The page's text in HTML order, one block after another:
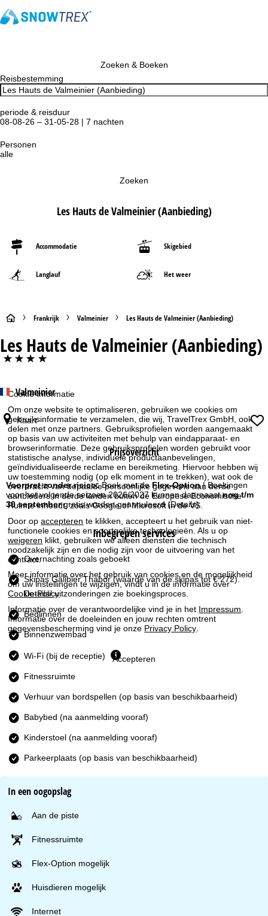
Cookie-informatie
Om onze website te optimaliseren, gebruiken we cookies om
gebruiksinformatie te verzamelen, die wij, TravelTrex GmbH, ook
delen met onze partners. Gebruiksprofielen worden aangemaakt
op basis van uw activiteiten met behulp van eindapparaat- en
browserinformatie. Deze gebruiksprofielen worden gebruikt voor
statistische analyse, individuele productaanbevelingen,
geïndividualiseerde reclame en bereikmeting. Hiervoor hebben wij
uw toestemming nodig (op elk moment in te trekken), wat ook de
overdracht van bepaalde persoonlijke gegevens aan derde
aanbieders in derde landen buiten de Europese Economische
Ruimte inhoudt, zoals Google of Microsoft in de VS.
Door opaccepteren te klikken, accepteert u het gebruik van niet-
functionele cookies en soortgelijke technologieën. Als u op
weigeren klikt, gebruiken we alleen diensten die technisch
noodzakelijk zijn en die nodig zijn voor de uitvoering van het
contract.
Meer informatie over het gebruik van cookies en de mogelijkheid
om uw instellingen te wijzigen, vindt u in de informatie over
Cookie-Policy.
Informatie over de verantwoordelijke vind je in het Impressum
Informatie over de doeleinden en jouw rechten omtrent
gegevensbescherming vind je onze Privacy Policy
Accepteren
Zoeken & Boeken
Reisbestemming
periode & reisduur
08-08-26 – 31-05-28 | 7 nachten
Personen
alle
Zoeken
Les Hauts de Valmeinier (Aanbieding)
Accommodatie Skigebied
Langlauf Het weer
S
t
r
t
p
a
g
n
a
Frankrijk Valmeinier Les Hauts de Valmeinier (Aanbieding)
Les Hauts de Valmeinier (Aanbieding)
****
Valmeinier
Kaart
Prijsoverzicht
Voorpret zonder risico:Boek met de Flex-Option| Boekingen
voor het volgende seizoen 2026/2027 kunnen daarnaastnog t/m
30 septembergratis worden geannuleerd(Details)
Inbegrepen services
Overnachting zoals geboekt
Skipas Galibier Thabor(waarde van de skipas tot € 272).
Details/ uitzonderingen zie boekingsproces.
Bedlinnen
Binnenzwembad
Wi-Fi (bij de receptie)
Fitnessruimte
Verhuur van bordspellen (op basis van beschikbaarheid)
Babybed (na aanmelding vooraf)
Kinderstoel (na aanmelding vooraf)
Parkeerplaats (op basis van beschikbaarheid)
In een oogopslag
Aan de piste
Fitnessruimte
Flex-Option mogelijk
Huisdieren mogelijk
Internet